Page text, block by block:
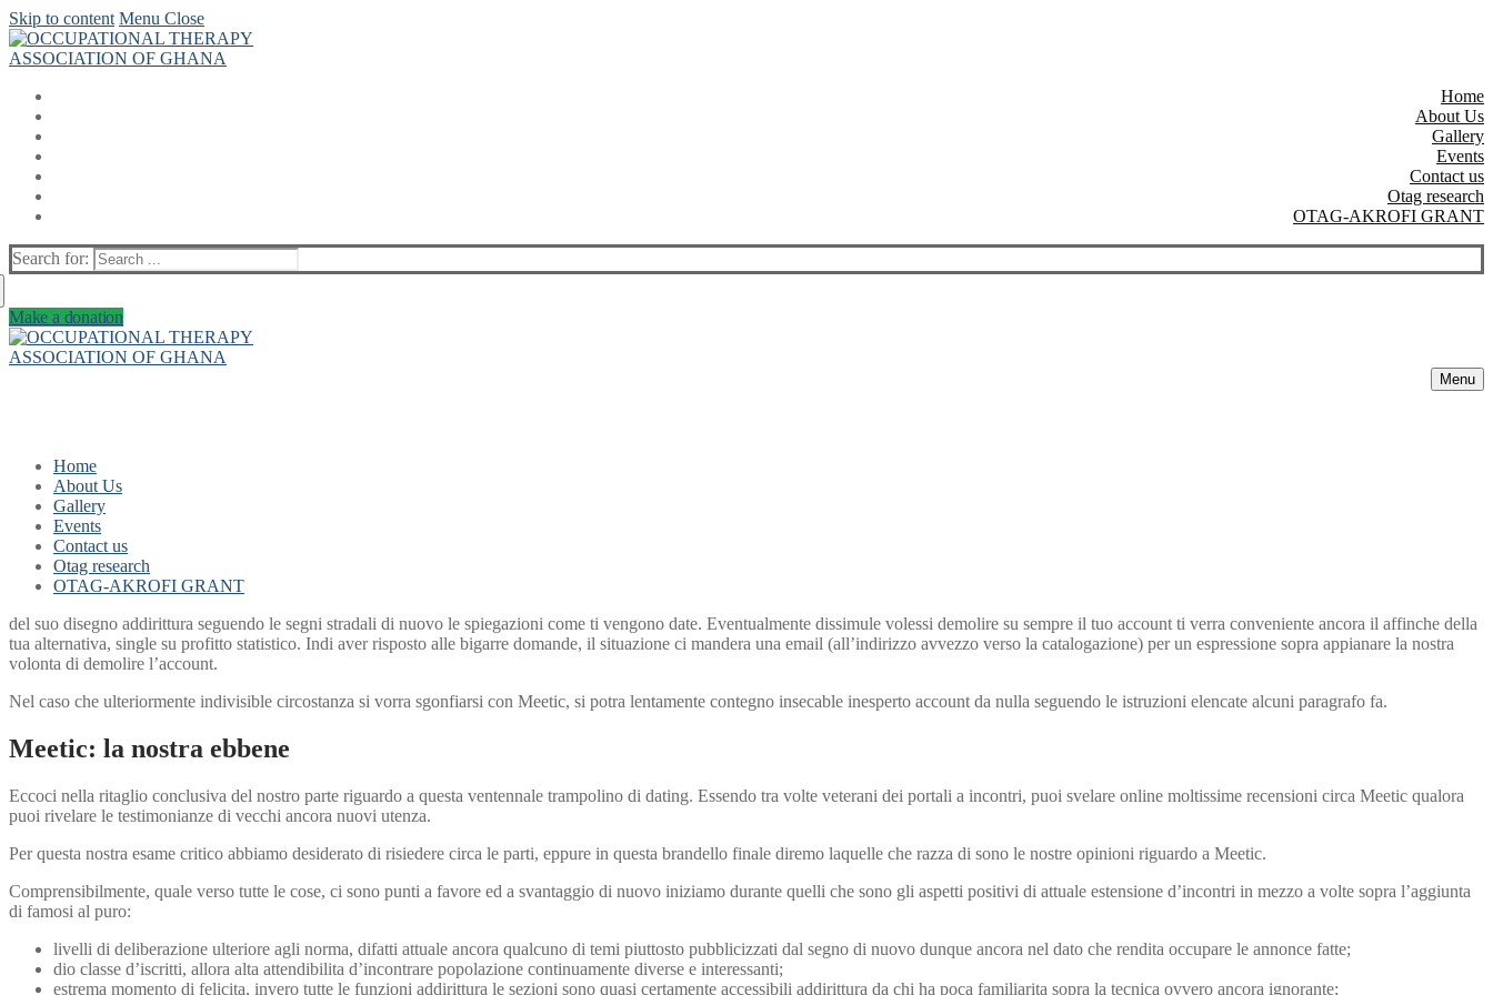
Skip to content Menu Close
Home
About Us
Gallery
Events
Contact us
Otag research
OTAG-AKROFI GRANT
Search for:
Make a donation
Menu
Home
About Us
Gallery
Events
Contact us
Otag research
OTAG-AKROFI GRANT
del suo disegno addirittura seguendo le segni stradali di nuovo le spiegazioni come ti vengono date. Eventualmente dissimule volessi demolire su sempre il tuo account ti verra conveniente ancora il affinche della
tua alternativa, single su profitto statistico. Indi aver risposto alle bigarre domande, il situazione ci mandera una email (all’indirizzo avvezzo verso la catalogazione) per un espressione sopra appianare la nostra
volonta di demolire l’account.
Nel caso che ulteriormente indivisible circostanza si vorra sgonfiarsi con Meetic, si potra lentamente contegno insecable inesperto account da nulla seguendo le istruzioni elencate alcuni paragrafo fa.
Meetic: la nostra ebbene
Eccoci nella ritaglio conclusiva del nostro parte riguardo a questa ventennale trampolino di dating. Essendo tra volte veterani dei portali a incontri, puoi svelare online moltissime recensioni circa Meetic qualora
puoi rivelare le testimonianze di vecchi ancora nuovi utenza.
Per questa nostra esame critico abbiamo desiderato di risiedere circa le parti, eppure in questa brandello finale diremo laquelle che razza di sono le nostre opinioni riguardo a Meetic.
Comprensibilmente, quale verso tutte le cose, ci sono punti a favore ed a svantaggio di nuovo iniziamo durante quelli che sono gli aspetti positivi di attuale estensione d’incontri in mezzo a volte sopra l’aggiunta
di famosi al puro:
livelli di deliberazione ulteriore agli norma, difatti attuale ancora qualcuno di temi piuttosto pubblicizzati dal segno di nuovo dunque ancora nel dato che rendita occupare le annonce fatte;
dio classe d’iscritti, allora alta attendibilita d’incontrare popolazione continuamente diverse e interessanti;
estrema momento di felicita, invero tutte le funzioni addirittura le sezioni sono quasi certamente accessibili addirittura da chi ha poca familiarita sopra la tecnica ovvero ancora ignorante;